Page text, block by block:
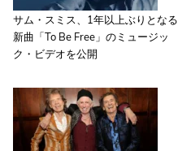
サム・スミス、1年以上ぶりとなる
新曲「To Be Free」のミュージッ
ク・ビデオを公開